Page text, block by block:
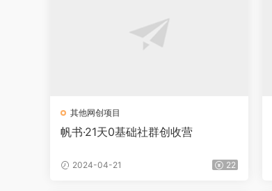
其他网创项目
帆书·21天0基础社群创收营
2024-04-21 22